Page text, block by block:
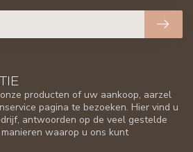
producten of uw aankoop, aarzel
pagina te bezoeken. Hier vind u
antwoorden op de veel gestelde
waarop u ons kunt